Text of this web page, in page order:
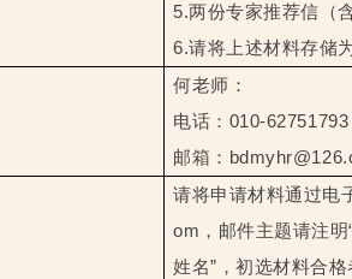
5.两份专家推荐信（
6.请将上述材料存储
何老师：
电话： 010-62751793
邮箱：
请将申请材料通过电
om ，邮件主题请注明
姓名” ，初选材料合